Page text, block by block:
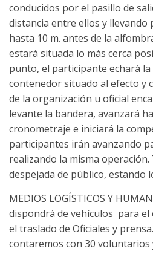
conducidos por el pasillo de
distancia entre ellos y llevando
hasta 10 m. antes de la
estará situada lo más cerca
punto, el participante echará la
contenedor situado al efecto y
de la organización u oficial
levante la bandera, avanzará
cronometraje e iniciará la
participantes irán avanzando
realizando la misma
despejada de público, estando
MEDIOS LOGÍSTICOS Y
dispondrá de vehículos para
el traslado de Oficiales y
contaremos con 30